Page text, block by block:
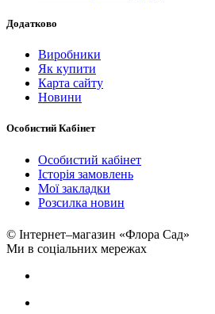
Додатково
Виробники
Як купити
Карта сайту
Новини
Особистий Кабінет
Особистий кабінет
Історія замовлень
Мої закладки
Розсилка новин
© Інтернет–магазин «Флора Сад»
Ми в соціальних мережах